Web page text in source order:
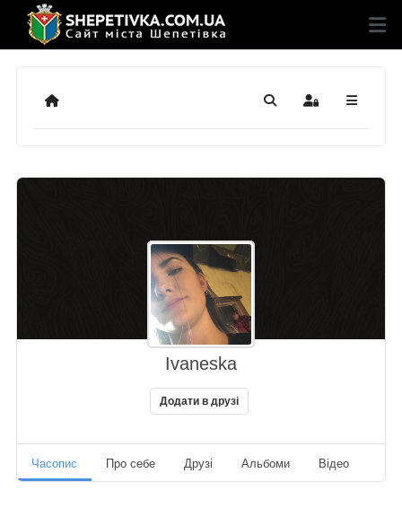
Додому ПошукSign In
Ivaneska
Додати в друзі
Часопис Про себе Друзі Альбоми Відео